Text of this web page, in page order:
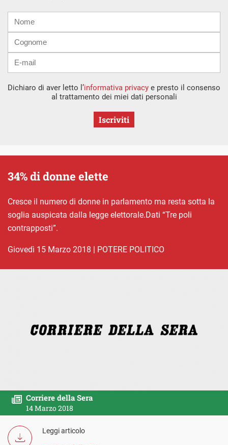
mail
Dichiaro di aver letto l’informativa privacy e presto il consenso
al trattamento dei miei dati personali
Iscriviti
34% di donne elette
Cresce il numero di donne in parlamento ma resta sotta la
soglia auspicata dalla legge elettorale.Dati “Tre poli
contrapposti”.
giovedì 15 Marzo 2018 | POTERE POLITICO
Corriere della Sera
14 Marzo 2018
Leggi articolo